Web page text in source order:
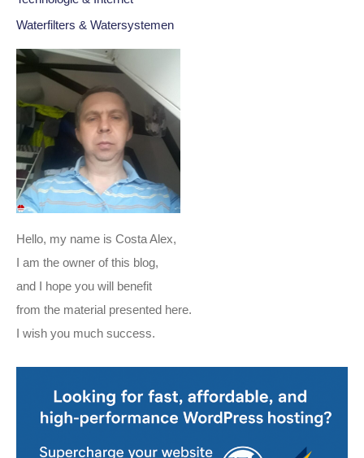
Waterfilters & Watersystemen
Hello, my name is Costa Alex,
I am the owner of this blog,
and I hope you will benefit
from the material presented here.
I wish you much success.